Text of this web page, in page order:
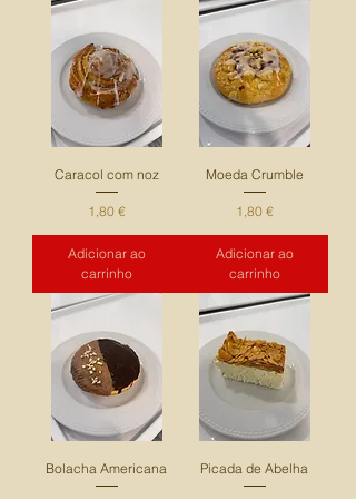
Caracol com noz
Preço
1,80 €
Adicionar ao
carrinho
Moeda Crumble
Preço
1,80 €
Adicionar ao
carrinho
Bolacha Americana Picada de Abelha